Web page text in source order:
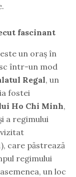
fascinant
un oraș în
într-un mod
Regal, un
fostei
Ho Chi Minh,
a regimului
vizitat
care păstrează
regimului
un loc